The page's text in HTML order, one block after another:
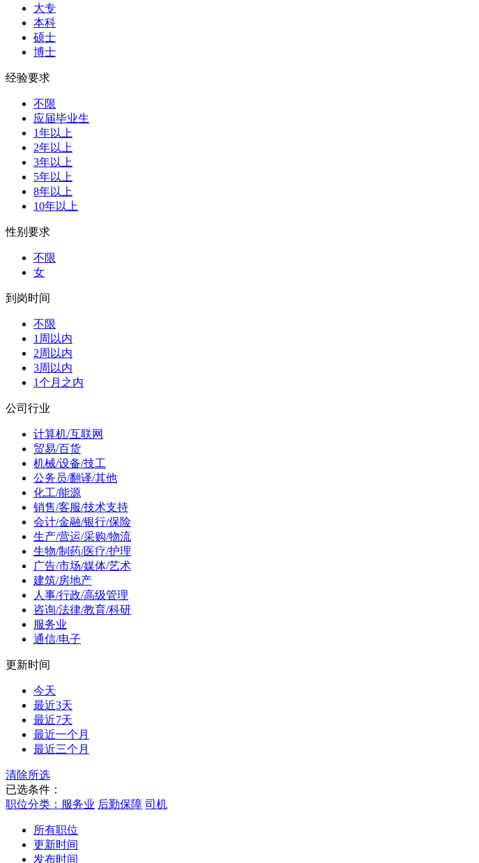
大专
本科
硕士
博士
经验要求
不限
应届毕业生
1年以上
2年以上
3年以上
5年以上
8年以上
10年以上
性别要求
不限
女
到岗时间
不限
1周以内
2周以内
3周以内
1个月之内
公司行业
计算机/互联网
贸易/百货
机械/设备/技工
公务员/翻译/其他
化工/能源
销售/客服/技术支持
会计/金融/银行/保险
生产/营运/采购/物流
生物/制药/医疗/护理
广告/市场/媒体/艺术
建筑/房地产
人事/行政/高级管理
咨询/法律/教育/科研
服务业
通信/电子
更新时间
今天
最近3天
最近7天
最近一个月
最近三个月
清除所选
已选条件：
职位分类：服务业 后勤保障 司机
所有职位
更新时间
发布时间